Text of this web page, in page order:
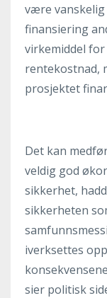
være
finansiering
virkemiddel
rentekostnad,
prosjektet
Det kan
veldig god
sikkerhet,
sikkerheten
iverksettes
sier politisk